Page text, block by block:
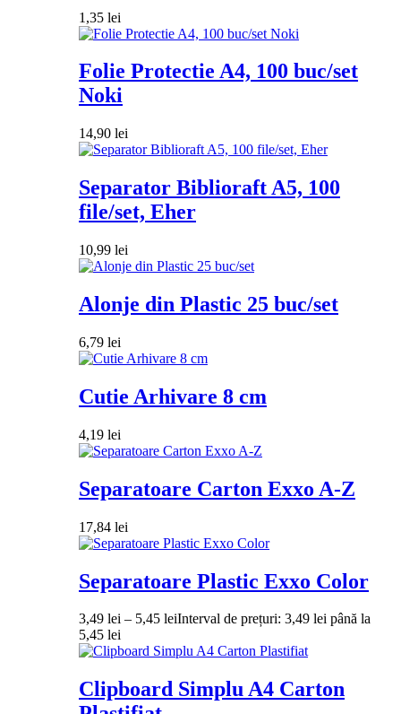
1,35 lei
Folie Protectie A4, 100 buc/set
Noki
14,90 lei
Separator Biblioraft A5, 100
file/set, Eher
10,99 lei
Alonje din Plastic 25 buc/set
6,79 lei
Cutie Arhivare 8 cm
4,19 lei
Separatoare Carton Exxo A-Z
17,84 lei
Separatoare Plastic Exxo Color
3,49 lei – 5,45 leiInterval de prețuri: 3,49 lei până la
5,45 lei
Clipboard Simplu A4 Carton